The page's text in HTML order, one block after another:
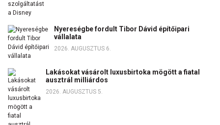
Nyereségbe fordult Tibor Dávid építőipari
vállalata
2026. AUGUSZTUS 6.
Lakásokat vásárolt luxusbirtoka mögött a fiatal
ausztrál milliárdos
2026. AUGUSZTUS 5.